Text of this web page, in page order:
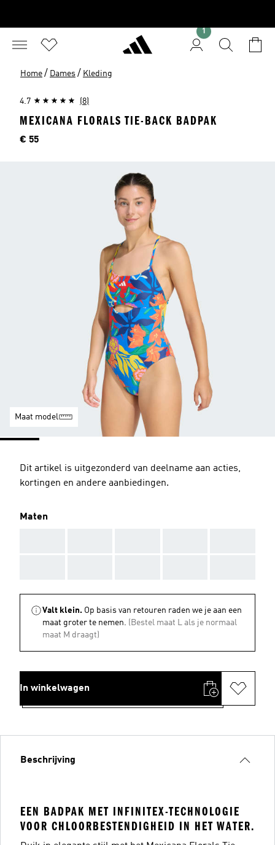
1
Home / Dames / Kleding
4.7 (8)
MEXICANA FLORALS TIE-BACK BADPAK
Prijs
€ 55
Maat model
Dit artikel is uitgezonderd van deelname aan acties,
kortingen en andere aanbiedingen.
Maten
Valt klein. Op basis van retouren raden we je aan een
maat groter te nemen. (Bestel maat L als je normaal
maat M draagt)
In winkelwagen
Beschrijving
EEN BADPAK MET INFINITEX-TECHNOLOGIE
VOOR CHLOORBESTENDIGHEID IN HET WATER.